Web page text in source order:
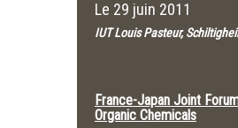
Le 29 juin 2011
IUT Louis Pasteur,
France-Japan Joint
Organic Chemicals